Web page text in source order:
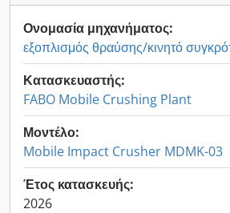
Ονομασία μηχανήματος:
εξοπλισμός θραύσης/κινητό
Κατασκευαστής:
FABO Mobile Crushing Plant
Μοντέλο:
Mobile Impact Crusher MDMK-03
Έτος κατασκευής:
2026